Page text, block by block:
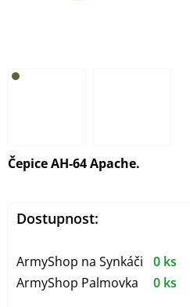
Čepice AH-64 Apache.
Dostupnost:
ArmyShop na Synkáči
0 ks
ArmyShop Palmovka
0 ks